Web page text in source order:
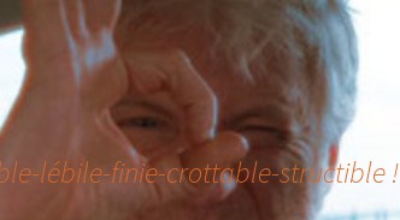
lébile-finie-crottable-structible !